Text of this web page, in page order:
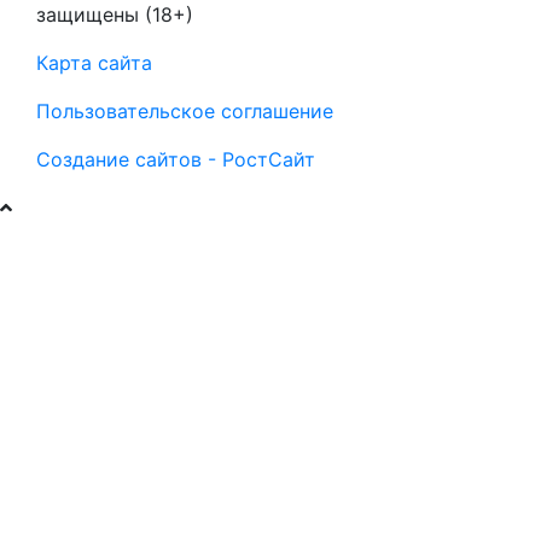
защищены (18+)
Карта сайта
Пользовательское соглашение
Создание сайтов - РостСайт